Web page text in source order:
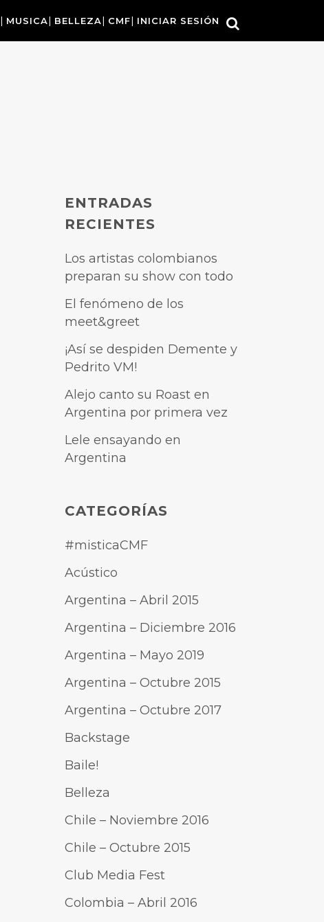
MUSICA BELLEZA CMF INICIAR SESIÓN
ENTRADAS
RECIENTES
Los artistas colombianos
preparan su show con todo
El fenómeno de los
meet&greet
¡Así se despiden Demente y
Pedrito VM!
Alejo canto su Roast en
Argentina por primera vez
Lele ensayando en
Argentina
CATEGORÍAS
#misticaCMF
Acústico
Argentina – Abril 2015
Argentina – Diciembre 2016
Argentina – Mayo 2019
Argentina – Octubre 2015
Argentina – Octubre 2017
Backstage
Baile!
Belleza
Chile – Noviembre 2016
Chile – Octubre 2015
Club Media Fest
Colombia – Abril 2016